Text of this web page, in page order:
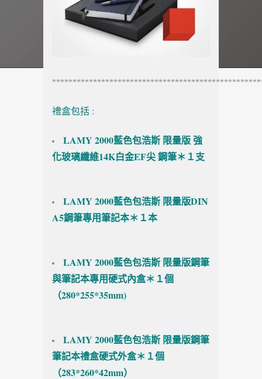
禮盒包括 :
LAMY 2000藍色包浩斯 限量版 強
化玻璃纖維14K白金EF尖 鋼筆＊１支
LAMY 2000藍色包浩斯 限量版DIN
A5鋼筆專用筆記本＊１本
LAMY 2000藍色包浩斯 限量版鋼筆
與筆記本專用硬式內盒＊１個
（280*255*35mm)
LAMY 2000藍色包浩斯 限量版鋼筆
筆記本禮盒硬式外盒＊１個
（283*260*42mm）